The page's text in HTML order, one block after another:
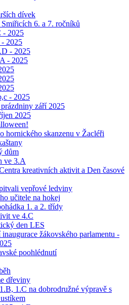
dívek
6. a 7. ročníků
- 2025
2025
- 2025
- 2025
- 2025
září 2025
2025
hornického skanzenu v Žacléři
dům
ve 3.A
kreativních aktivit a Den časové
vepřové ledviny
učitele na hokej
1. a 2. třídy
ve 4.C
den LES
inaugurace žákovského parlamentu -
poohlédnutí
dřeviny
1.C na dobrodružné výpravě s